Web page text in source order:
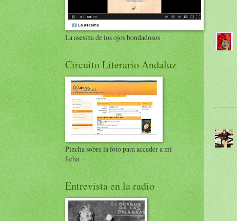
La asesina de los ojos bondadosos
Circuito Literario Andaluz
Pincha sobre la foto para acceder a mi
ficha
Entrevista en la radio